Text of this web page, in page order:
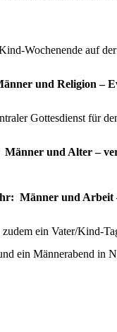
Wochenende auf
und Religion –
Gottesdienst für
Männer und Alter –
Männer und Arbeit
zudem ein Vater/Kind-
ein Männerabend in